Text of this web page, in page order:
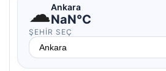
☁Ankara
NaN°C
ŞEHIR SEÇ